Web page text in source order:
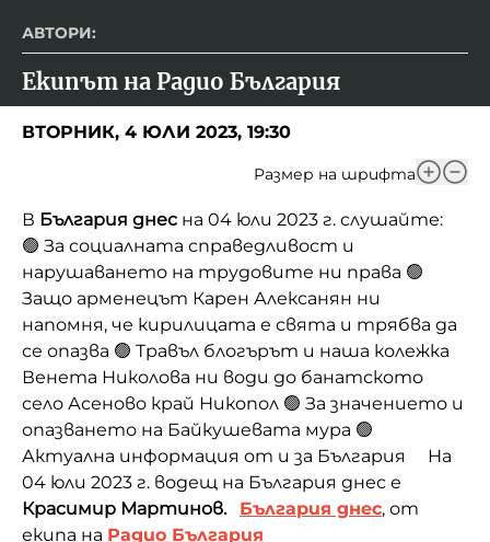
АВТОРИ:
Екипът на Радио България
ВТОРНИК, 4 ЮЛИ 2023, 19:30
Размер на шрифта
В България днес на 04 юли 2023 г. слушайте:
🟢 За социалната справедливост и
нарушаването на трудовите ни права 🟢
Защо арменецът Карен Алексанян ни
напомня, че кирилицата е свята и трябва да
се опазва 🟢 Травъл блогърът и наша колежка
Венета Николова ни води до банатското
село Асеново край Никопол 🟢 За значението и
опазването на Байкушевата мура 🟢
Актуална информация от и за България На
04 юли 2023 г. водещ на България днес е
Красимир Мартинов.
България днес, от
екипа на Радио България